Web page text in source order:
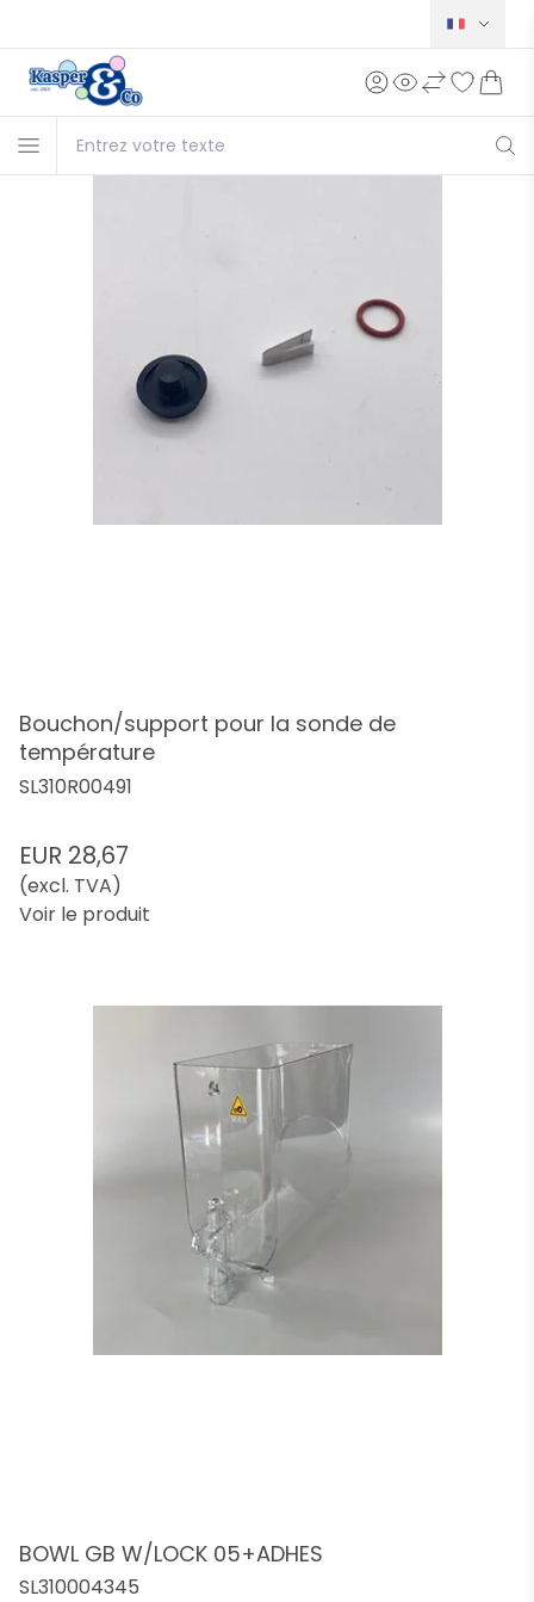
Norsk
Svensk
English
Bouchon/support pour la sonde de
température
SL310R00491
EUR 28,67
(excl. TVA)
Voir le produit
BOWL GB W/LOCK 05+ADHES
SL310004345